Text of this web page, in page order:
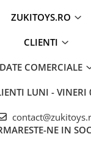
ZUKITOYS.RO
CLIENTI
DATE COMERCIALE
LUNI -
NE IN